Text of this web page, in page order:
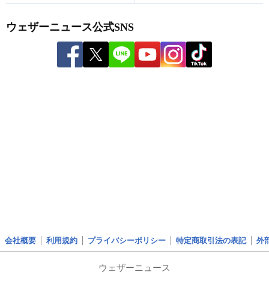
ウェザーニュース公式SNS
会社概要 利用規約 プライバシーポリシー 特定商取引法の表記 外
ウェザーニュース